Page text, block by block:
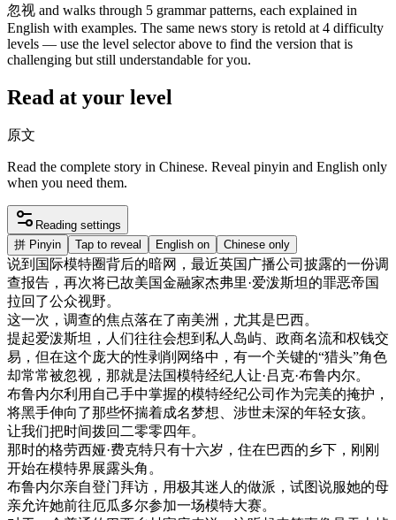
忽视 and walks through 5 grammar patterns, each explained in
English with examples. The same news story is retold at 4 difficulty
levels — use the level selector above to find the version that is
challenging but still understandable for you.
Read at your level
原文
Read the complete story in Chinese. Reveal pinyin and English only
when you need them.
Reading settings
拼 Pinyin Tap to reveal English on Chinese only
说到 国际模特圈背后的暗网 ， 最近英国广播公司 披露的一份调
查报告 ， 再次将已故美国金融家杰弗里·爱泼斯坦的罪恶帝国
拉回 了公众视野。
这一次 ， 调查的焦点落在了南美洲 ， 尤其是巴西。
提起爱泼斯坦 ， 人们往往会想到 私人岛屿、 政商名流和权钱交
易 ， 但在这个庞大的性剥削 网络中 ， 有一个关键的“猎头”角色
却常常被忽视 ， 那就是法国模特经纪人让·吕克·布鲁内尔。
布鲁内尔利用 自己手中掌握的模特经纪公司 作为完美的掩护 ，
将黑手伸向了那些怀揣着成名梦想、 涉世未深的年轻女孩。
让我们把时间拨回二零零 四年。
那时的格劳西娅·费克特只有十六岁 ， 住在巴西的乡下 ， 刚刚
开始在模特界展露头角。
布鲁内尔亲自登门拜访 ， 用极其迷人的做派 ， 试图说服她的母
亲允许她前往厄瓜多尔参加一场模特大赛。